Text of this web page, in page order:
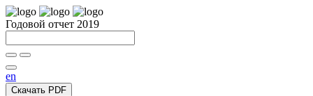
Годовой отчет 2019
en
Скачать PDF